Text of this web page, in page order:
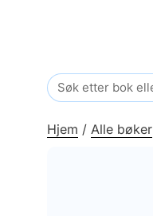
Search
for:
Hjem / Alle bøker